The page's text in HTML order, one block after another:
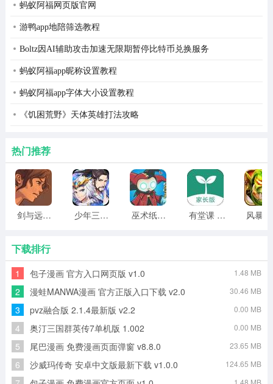
蚂蚁阿福网页版官网
游鸭app地陪筛选教程
Boltz因AI辅助攻击加速无限期暂停比特币兑换服务
蚂蚁阿福app昵称设置教程
蚂蚁阿福app字体大小设置教程
《饥困荒野》天体英雄打法攻略
热门推荐
剑与远行人全角色版 vv1.14 少年三国志2无限元宝版最新版 vv5.3.9 巫术纸牌游戏 vv1.1.14 有堂课 v1.2.2
下载排行
1 包子漫画 官方入口网页版 v1.0 1.48 MB
2 漫蛙MANWA漫画 官方正版入口下载 v2.0 30.46 MB
3 pvz融合版 2.1.4最新版 v2.2 0.00 MB
4 奥汀三国群英传7单机版 1.002 0.00 MB
5 尾巴漫画 免费漫画页面弹窗 v8.8.0 23.65 MB
6 沙威玛传奇 安卓中文版最新下载 v1.0.0 124.65 MB
1.48 MB